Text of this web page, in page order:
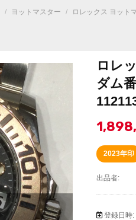
/ ヨットマスター /
ロレックス ヨット
ロレ
ダム
2023年印
出品者:
登録日時: